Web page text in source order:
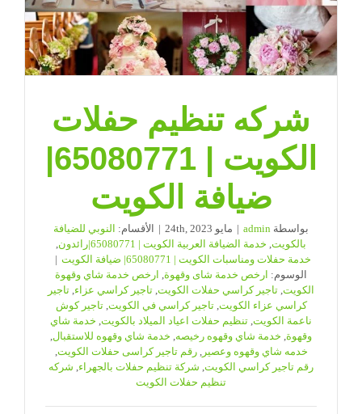
مغلقة
شركه تنظيم حفلات
الكويت | 65080771|
ضيافة الكويت
بواسطة admin
| مايو 24th, 2023 | الأقسام: النوبي للضيافة
بالكويت, خدمة الضيافة العربية الكويت | 65080771|رائدون
,
خدمة حفلات ومناسبات الكويت | 65080771| ضيافة الكويت
|
الوسوم: ارخص خدمة شاى وقهوة, ارخص خدمة شاي وقهوة
الكويت, تاجير كراسي حفلات الكويت, تاجير كراسي عزاء, تاجير
كراسي عزاء الكويت,تاجير كراسي في الكويت,تاجير كوش
ناعمة الكويت, تنظيم حفلات اعياد الميلاد بالكويت, خدمة شاي
وقهوة, خدمة شاي وقهوه رخيصه, خدمة شاي وقهوه للاستقبال,
خدمه شاي وقهوه وعصير,رقم تاجير كراسى حفلات الكويت,
رقم تاجير كراسي الكويت, شركة تنظيم حفلات بالجهراء, شركه
تنظيم حفلات الكويت